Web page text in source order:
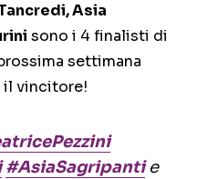
Asia
sono i 4 finalisti di
settimana
il vincitore!
#AsiaSagripantie